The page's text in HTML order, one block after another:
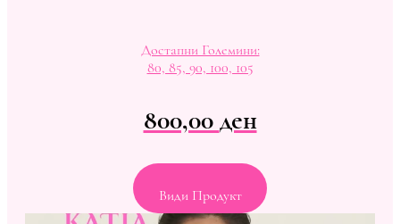
Достапни Големини:
80, 85, 90, 100, 105
800,00ден
Види Продукт